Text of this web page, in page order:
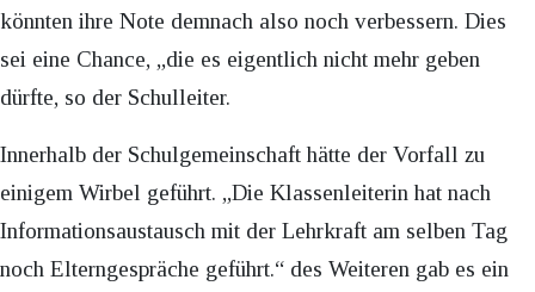
könnten ihre Note demnach also noch verbessern. Dies
sei eine Chance, „die es eigentlich nicht mehr geben
dürfte, so der Schulleiter.
Innerhalb der Schulgemeinschaft hätte der Vorfall zu
einigem Wirbel geführt. „Die Klassenleiterin hat nach
Informationsaustausch mit der Lehrkraft am selben Tag
noch Elterngespräche geführt.“ des Weiteren gab es ein